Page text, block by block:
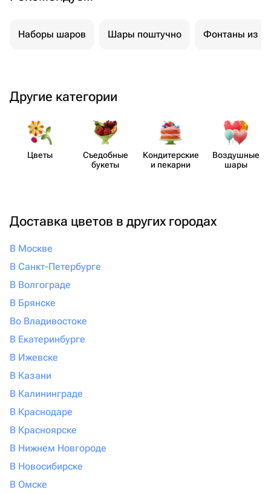
шарик? Цена за штуку — от 170 руб, но, учитывая
Наборы шаров Шары поштучно Фонтаны из
Другие категории
Цветы
Съедобные
букеты
Кондит​ерские
и пекарни
Воздушные
шары
Доставка цветов в других городах
В Москве
В Санкт-Петербурге
В Волгограде
В Брянске
Во Владивостоке
В Екатеринбурге
В Ижевске
В Казани
В Калининграде
В Краснодаре
В Красноярске
В Нижнем Новгороде
В Новосибирске
В Омске